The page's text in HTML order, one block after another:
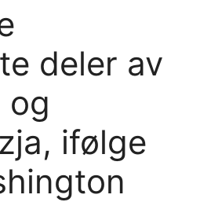
deler av
og
ifølge